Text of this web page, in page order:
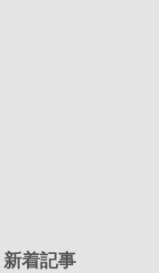
新着記事